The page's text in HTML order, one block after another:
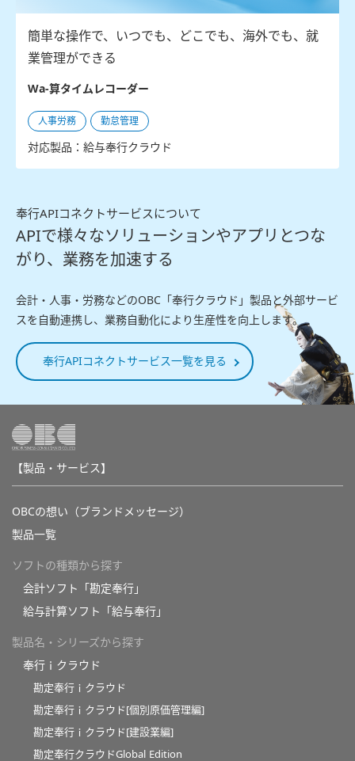
簡単な操作で、いつでも、どこでも、海外でも、就
業管理ができる
Wa-算タイムレコーダー
人事労務 勤怠管理
対応製品：給与奉行クラウド
奉行APIコネクトサービスについて
APIで様々なソリューションやアプリとつな
がり、業務を加速する
会計・人事・労務などのOBC「奉行クラウド」製品と外部サービ
スを自動連携し、業務自動化により生産性を向上します。
奉行APIコネクトサービス一覧を見る
【製品・サービス】
OBCの想い（ブランドメッセージ）
製品一覧
ソフトの種類から探す
会計ソフト「勘定奉行」
給与計算ソフト「給与奉行」
製品名・シリーズから探す
奉行ｉクラウド
勘定奉行ｉクラウド
勘定奉行ｉクラウド[個別原価管理編]
勘定奉行ｉクラウド[建設業編]
勘定奉行クラウドGlobal Edition